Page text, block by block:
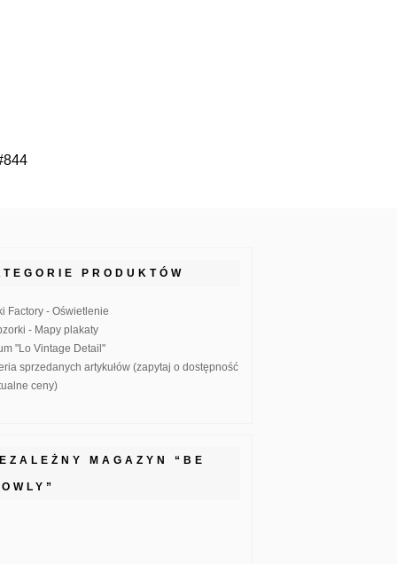
PRODUKTÓW
Factory - Oświetlenie
- Mapy plakaty
"Lo Vintage Detail"
sprzedanych artykułów (zapytaj o dostępność
ceny)
MAGAZYN “BE